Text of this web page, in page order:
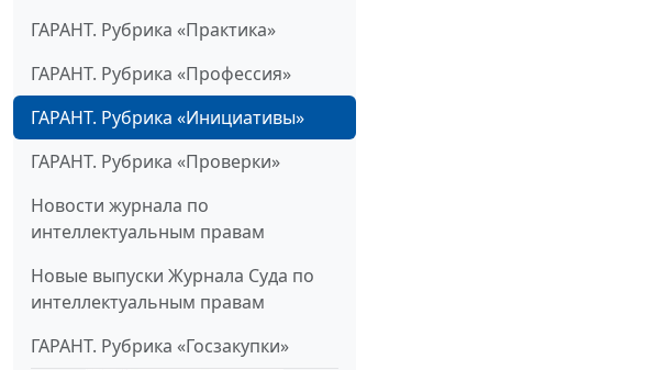
ГАРАНТ. Рубрика «Практика»
ГАРАНТ. Рубрика «Профессия»
ГАРАНТ. Рубрика «Инициативы»
ГАРАНТ. Рубрика «Проверки»
Новости журнала по
интеллектуальным правам
Новые выпуски Журнала Суда по
интеллектуальным правам
ГАРАНТ. Рубрика «Госзакупки»